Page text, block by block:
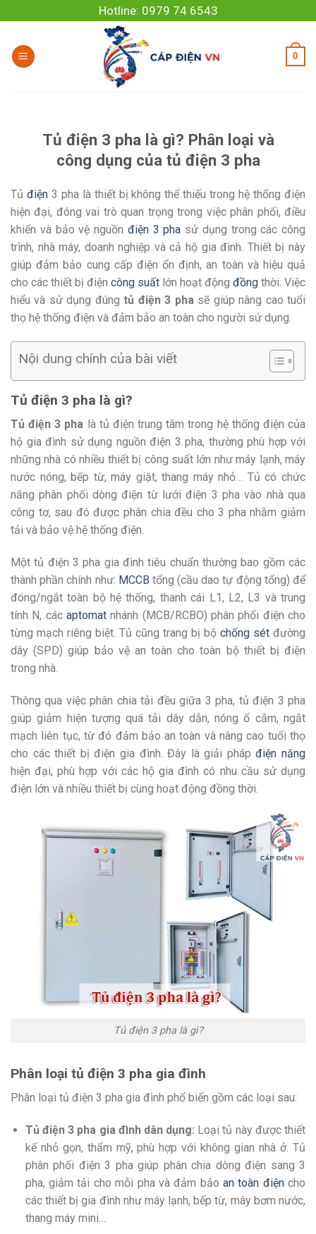
to
content
Hotline: 0979 74 6543
0
Tủ điện 3 pha là gì? Phân loại và
công dụng của tủ điện 3 pha
Tủ điện3 pha là thiết bị không thể thiếu trong hệ thống điện
hiện đại, đóng vai trò quan trọng trong việc phân phối, điều
khiển và bảo vệ nguồn điện 3 pha sử dụng trong các công
trình, nhà máy, doanh nghiệp và cả hộ gia đình. Thiết bị này
giúp đảm bảo cung cấp điện ổn định, an toàn và hiệu quả
cho các thiết bị điện công suất lớn hoạt động đồng thời. Việc
hiểu và sử dụng đúng tủ điện 3 pha sẽ giúp nâng cao tuổi
thọ hệ thống điện và đảm bảo an toàn cho người sử dụng.
Nội dung chính của bài viết
Tủ điện 3 pha là gì?
Tủ điện 3 pha là tủ điện trung tâm trong hệ thống điện của
hộ gia đình sử dụng nguồn điện 3 pha, thường phù hợp với
những nhà có nhiều thiết bị công suất lớn như máy lạnh, máy
nước nóng, bếp từ, máy giặt, thang máy nhỏ… Tủ có chức
năng phân phối dòng điện từ lưới điện 3 pha vào nhà qua
công tơ, sau đó được phân chia đều cho 3 pha nhằm giảm
tải và bảo vệ hệ thống điện.
Một tủ điện 3 pha gia đình tiêu chuẩn thường bao gồm các
thành phần chính như: MCCB tổng (cầu dao tự động tổng) để
đóng/ngắt toàn bộ hệ thống, thanh cái L1, L2, L3 và trung
tính N, các aptomat nhánh (MCB/RCBO) phân phối điện cho
từng mạch riêng biệt. Tủ cũng trang bị bộ chống sét đường
dây (SPD) giúp bảo vệ an toàn cho toàn bộ thiết bị điện
trong nhà.
Thông qua việc phân chia tải đều giữa 3 pha, tủ điện 3 pha
giúp giảm hiện tượng quá tải dây dẫn, nóng ổ cắm, ngắt
mạch liên tục, từ đó đảm bảo an toàn và nâng cao tuổi thọ
cho các thiết bị điện gia đình. Đây là giải phápđiện năng
hiện đại, phù hợp với các hộ gia đình có nhu cầu sử dụng
điện lớn và nhiều thiết bị cùng hoạt động đồng thời.
Tủ điện 3 pha là gì?
Phân loại tủ điện 3 pha gia đình
Phân loại tủ điện 3 pha gia đình phổ biến gồm các loại sau:
Tủ điện 3 pha gia đình dân dụng: Loại tủ này được thiết
kế nhỏ gọn, thẩm mỹ, phù hợp với không gian nhà ở. Tủ
phân phối điện 3 pha giúp phân chia dòng điện sang 3
pha, giảm tải cho mỗi pha và đảm bảo an toàn điệncho
các thiết bị gia đình như máy lạnh, bếp từ, máy bơm nước,
thang máy mini…